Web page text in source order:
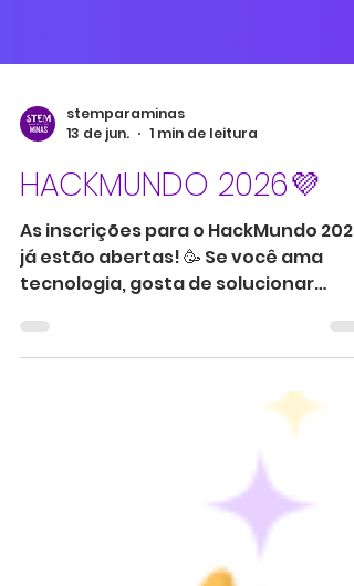
13 de jun.
1 min de leitura
HACKMUNDO 2026💜
As inscrições para o HackMundo 2026
já estão abertas! 🥳 Se você ama
tecnologia, gosta de solucionar
trocas e ideias brilhantes: Essa é a
chance! O Hackmundofoi pensado
para que qualquer pessoa possa
contribuir com suas ideias,
habilidades e criatividade. ⚠️Datas
Inscrições -> Juradas e Mentoras
13/06/26 até 08/07/26 -> Participantes